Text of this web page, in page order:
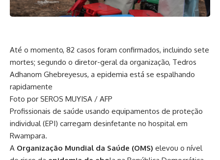
Até o momento, 82 casos foram confirmados, incluindo sete
mortes; segundo o diretor-geral da organização, Tedros
Adhanom Ghebreyesus, a epidemia está se espalhando
rapidamente
Foto por SEROS MUYISA / AFP
Profissionais de saúde usando equipamentos de proteção
individual (EPI) carregam desinfetante no hospital em
Rwampara.
A Organização Mundial da Saúde (OMS) elevou o nível